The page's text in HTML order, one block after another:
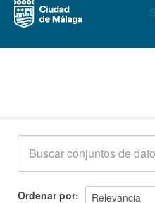
Ordenar por